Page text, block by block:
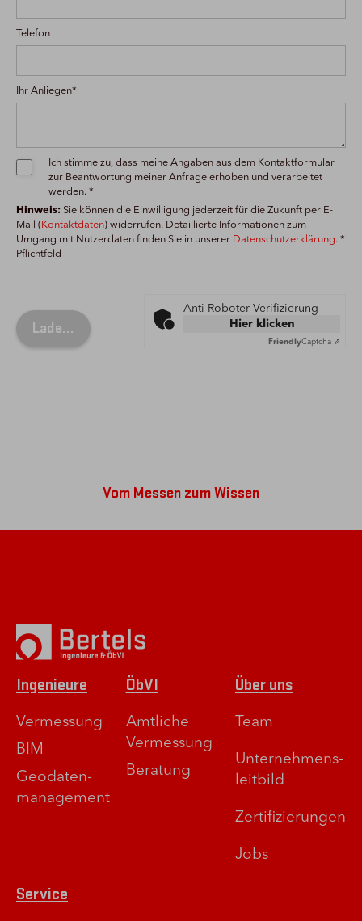
Telefon
Ihr Anliegen*
Ich stimme zu, dass meine Angaben aus dem Kontaktformular
zur Beantwortung meiner Anfrage erhoben und verarbeitet
werden. *
Hinweis: Sie können die Einwilligung jederzeit für die Zukunft per E-
Mail ( Kontaktdaten) widerrufen. Detaillierte Informationen zum
Umgang mit Nutzerdaten finden Sie in unserer Datenschutzerklärung. *
Pflichtfeld
Anti-Roboter-Verifizierung
Hier klicken
FriendlyCaptcha ⇗
Vom Messen zum Wissen
Ingenieure
Vermessung
BIM
Geodaten­
management
ÖbVI
Amtliche
Vermessung
Beratung
Über uns
Team
Unternehmens­
leitbild
Zertifizierungen
Jobs
Service